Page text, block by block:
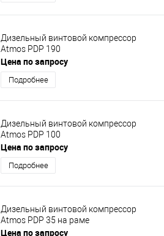
Дизельный винтовой компрессор
Atmos PDP 190
Цена по запросу
Подробнее
Дизельный винтовой компрессор
Atmos PDP 100
Цена по запросу
Подробнее
Дизельный винтовой компрессор
Atmos PDP 35 на раме
Цена по запросу